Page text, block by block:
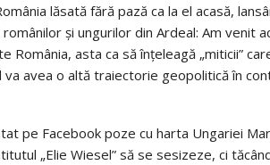
lăsată fără pază ca la el acasă,
şi ungurilor din Ardeal: Am venit
România, asta ca să înţeleagă „miticii”
va avea o altă traiectorie geopolitică în
pe Facebook poze cu harta Ungariei
„Elie Wiesel” să se sesizeze, ci